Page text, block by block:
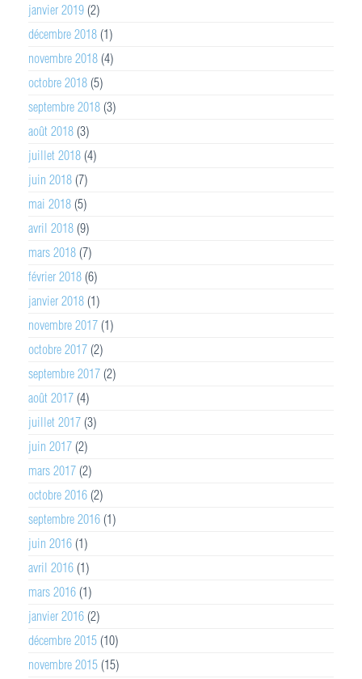
janvier 2019 (2)
décembre 2018 (1)
novembre 2018 (4)
octobre 2018 (5)
septembre 2018 (3)
août 2018 (3)
juillet 2018 (4)
juin 2018 (7)
mai 2018 (5)
avril 2018 (9)
mars 2018 (7)
février 2018 (6)
janvier 2018 (1)
novembre 2017 (1)
octobre 2017 (2)
septembre 2017 (2)
août 2017 (4)
juillet 2017 (3)
juin 2017 (2)
mars 2017 (2)
octobre 2016 (2)
septembre 2016 (1)
juin 2016 (1)
avril 2016 (1)
mars 2016 (1)
janvier 2016 (2)
décembre 2015 (10)
novembre 2015 (15)